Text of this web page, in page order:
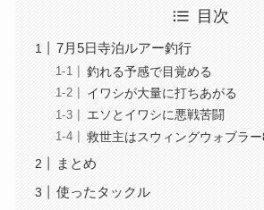
目次
7月5日寺泊ルアー釣行
釣れる予感で目覚める
イワシが大量に打ちあがる
エソとイワシに悪戦苦闘
救世主はスウィングウォブラ
まとめ
使ったタックル